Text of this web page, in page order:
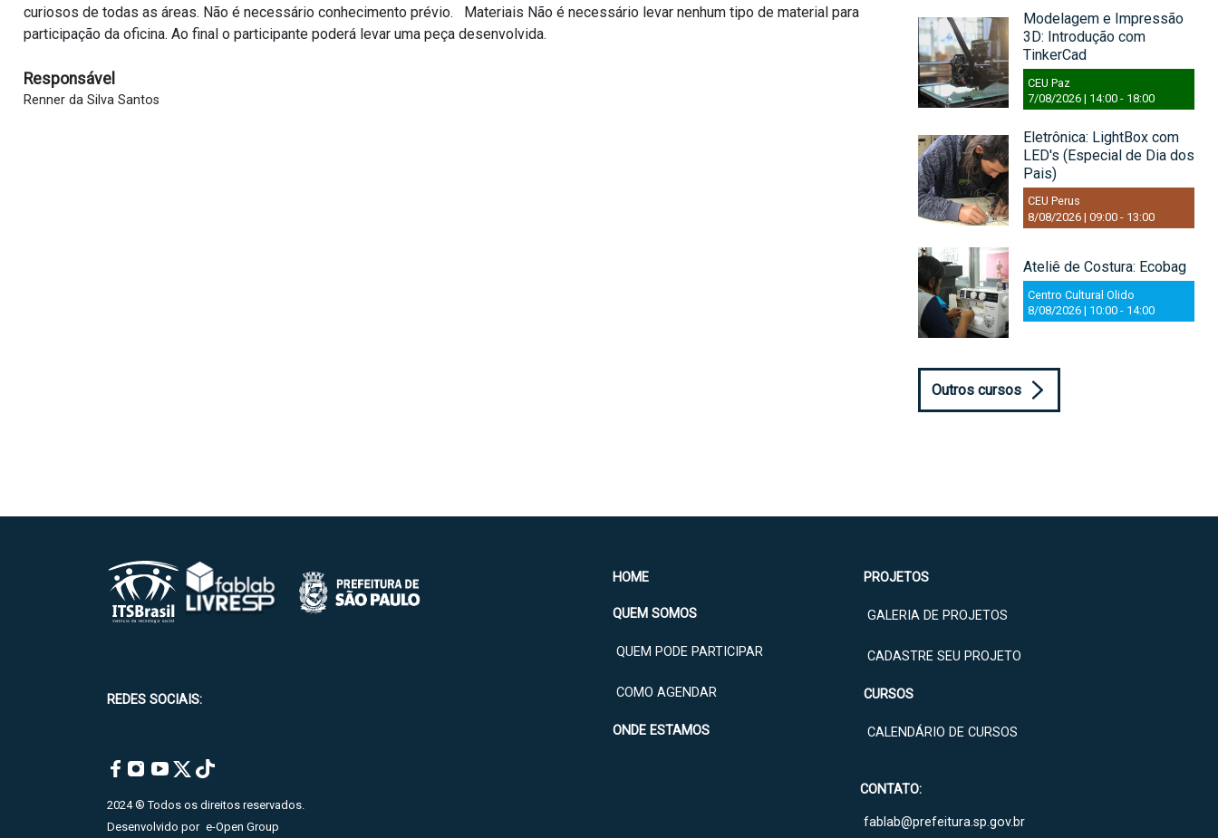
curiosos de todas as áreas. Não é necessário conhecimento prévio. Materiais Não é necessário levar nenhum tipo de material para
participação da oficina. Ao final o participante poderá levar uma peça desenvolvida.
Responsável
Renner da Silva Santos
Modelagem e Impressão
3D: Introdução com
TinkerCad
CEU Paz
7/08/2026 | 14:00 - 18:00
Eletrônica: LightBox com
LED's (Especial de Dia dos
Pais)
CEU Perus
8/08/2026 | 09:00 - 13:00
Ateliê de Costura: Ecobag
Centro Cultural Olido
8/08/2026 | 10:00 - 14:00
Outros cursos
REDES SOCIAIS:
2024 ® Todos os direitos reservados.
Desenvolvido por e-Open Group
HOME
QUEM SOMOS
QUEM PODE PARTICIPAR
COMO AGENDAR
ONDE ESTAMOS
PROJETOS
GALERIA DE PROJETOS
CADASTRE SEU PROJETO
CURSOS
CALENDÁRIO DE CURSOS
CONTATO:
fablab@prefeitura.sp.gov.br